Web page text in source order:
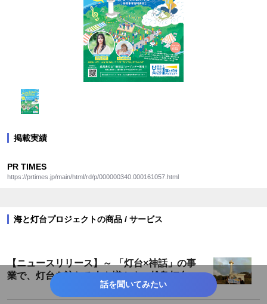
掲載実績
PR TIMES
https://prtimes.jp/main/html/rd/p/000000340.000161057.html
海と灯台プロジェクトの商品 / サービス
【ニュースリリース】～ 「灯台×神話」の事
業で、灯台を訪れる人を増やす～雄島灯台散
策ツアーが遂に完成！話を聞いてみたい